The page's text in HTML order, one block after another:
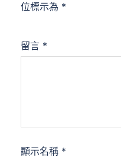
位標示為 *
留言 *
顯示名稱 *